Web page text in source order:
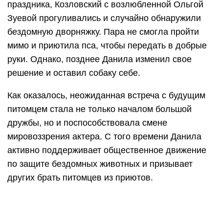
праздника, Козловский с возлюбленной Ольгой
Зуевой прогуливались и случайно обнаружили
бездомную дворняжку. Пара не смогла пройти
мимо и приютила пса, чтобы передать в добрые
руки. Однако, позднее Данила изменил свое
решение и оставил собаку себе.
Как оказалось, неожиданная встреча с будущим
питомцем стала не только началом большой
дружбы, но и поспособствовала смене
мировоззрения актера. С того времени Данила
активно поддерживает общественное движение
по защите бездомных животных и призывает
других брать питомцев из приютов.